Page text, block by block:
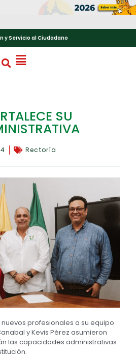
y Servicio al Ciudadano
SU
Rectoría
profesionales a su equipo
y Kevis Pérez asumieron
las capacidades administrativas